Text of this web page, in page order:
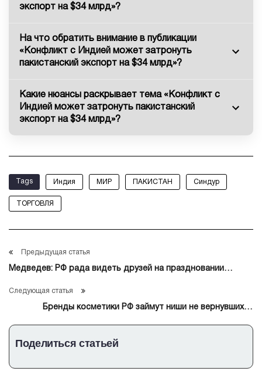
экспорт на $34 млрд»?
На что обратить внимание в публикации
«Конфликт с Индией может затронуть
пакистанский экспорт на $34 млрд»?
Какие нюансы раскрывает тема «Конфликт с
Индией может затронуть пакистанский
экспорт на $34 млрд»?
Tags Индия МИР ПАКИСТАН Синдур
ТОРГОВЛЯ
Предыдущая статья
Медведев: РФ рада видеть друзей на праздновании
Следующая статья
Бренды косметики РФ займут ниши не вернувшихся
Поделиться статьей